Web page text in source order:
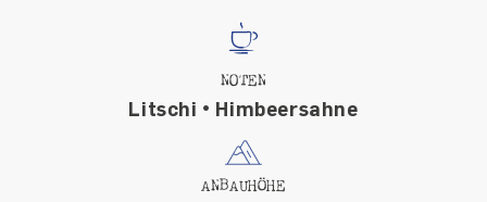
NOTEN
Litschi • Himbeersahne
ANBAUHÖHE